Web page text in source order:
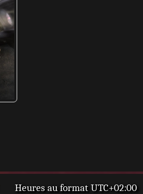
Heures au format UTC+02:00